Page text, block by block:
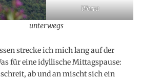
Werra
unterwegs
strecke ich mich lang auf der
für eine idyllische Mittagspause:
ab und an mischt sich ein